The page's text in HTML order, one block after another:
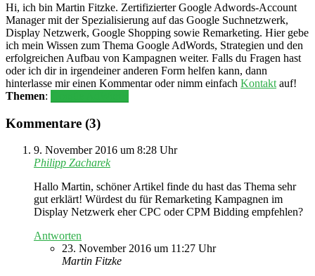
Hi, ich bin Martin Fitzke. Zertifizierter Google Adwords-Account
Manager mit der Spezialisierung auf das Google Suchnetzwerk,
Display Netzwerk, Google Shopping sowie Remarketing. Hier gebe
ich mein Wissen zum Thema Google AdWords, Strategien und den
erfolgreichen Aufbau von Kampagnen weiter. Falls du Fragen hast
oder ich dir in irgendeiner anderen Form helfen kann, dann
hinterlasse mir einen Kommentar oder nimm einfach Kontakt auf!
Themen:
Kommentare (3)
9. November 2016 um 8:28 Uhr
Philipp Zacharek
Hallo Martin, schöner Artikel finde du hast das Thema sehr
gut erklärt! Würdest du für Remarketing Kampagnen im
Display Netzwerk eher CPC oder CPM Bidding empfehlen?
Antworten
23. November 2016 um 11:27 Uhr
Martin Fitzke